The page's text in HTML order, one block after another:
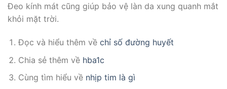
Đeo kính mát cũng giúp bảo vệ làn da xung quanh mắt
khỏi mặt trời.
Đọc và hiểu thêm về chỉ số đường huyết
Chia sẻ thêm về hba1c
Cùng tìm hiểu về nhịp tim là gì